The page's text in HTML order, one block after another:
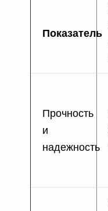
Показатель
Прочность
и
надежность